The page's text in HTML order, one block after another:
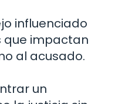
influenciado
que impactan
al acusado.
un